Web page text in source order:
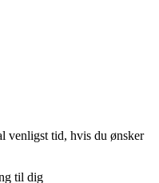
venligst tid, hvis du ønsker
til dig